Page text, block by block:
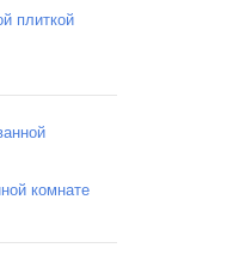
плиткой
комнате